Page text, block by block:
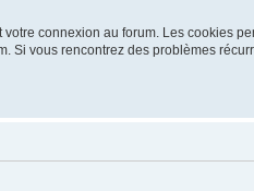
connexion au forum. Les cookies
Si vous rencontrez des problèmes